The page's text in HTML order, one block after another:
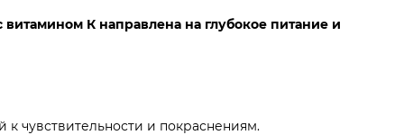
К направлена на глубокое питание и
к чувствительности и покраснениям.